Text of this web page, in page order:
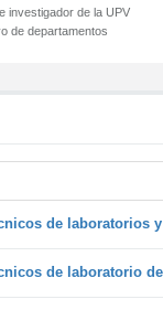
investigador de la UPV
de departamentos
de laboratorios
de laboratorio